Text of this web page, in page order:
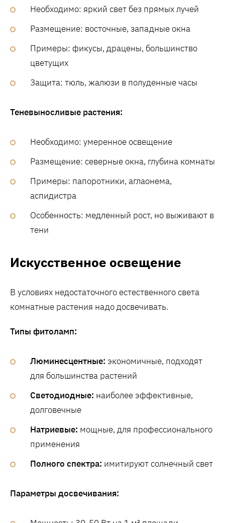
Необходимо: яркий свет без прямых лучей
Размещение: восточные, западные окна
Примеры: фикусы, драцены, большинство
цветущих
Защита: тюль, жалюзи в полуденные часы
Теневыносливые растения:
Необходимо: умеренное освещение
Размещение: северные окна, глубина комнаты
Примеры: папоротники, аглаонема,
аспидистра
Особенность: медленный рост, но выживают в
тени
Искусственное освещение
В условиях недостаточного естественного света
комнатные растения надо досвечивать.
Типы фитоламп:
Люминесцентные: экономичные, подходят
для большинства растений
Светодиодные: наиболее эффективные,
долговечные
Натриевые: мощные, для профессионального
применения
Полного спектра: имитируют солнечный свет
Параметры досвечивания: